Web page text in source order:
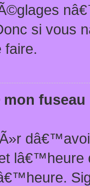
si vous
faire.